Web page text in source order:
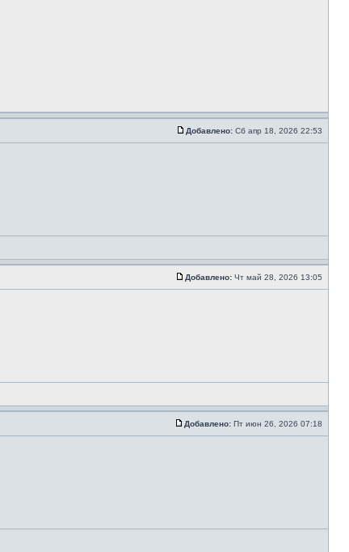
Добавлено: Сб апр 18, 2026 22:53
Добавлено: Чт май 28, 2026 13:05
Добавлено: Пт июн 26, 2026 07:18